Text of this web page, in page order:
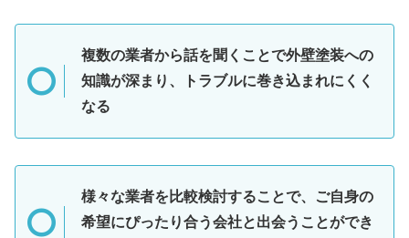
複数の業者から話を聞くことで外壁塗装への
知識が深まり、トラブルに巻き込まれにくく
なる
様々な業者を比較検討することで、ご自身の
希望にぴったり合う会社と出会うことができ